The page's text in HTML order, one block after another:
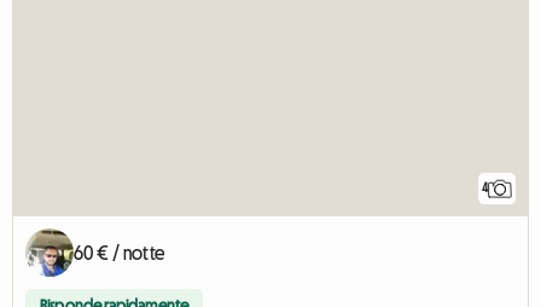
4
60 € / notte